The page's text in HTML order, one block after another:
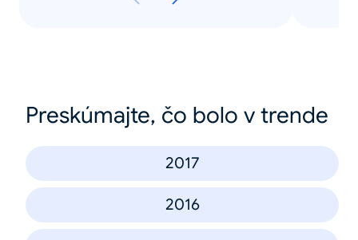
Preskúmajte, čo bolo v trende
2017
2016